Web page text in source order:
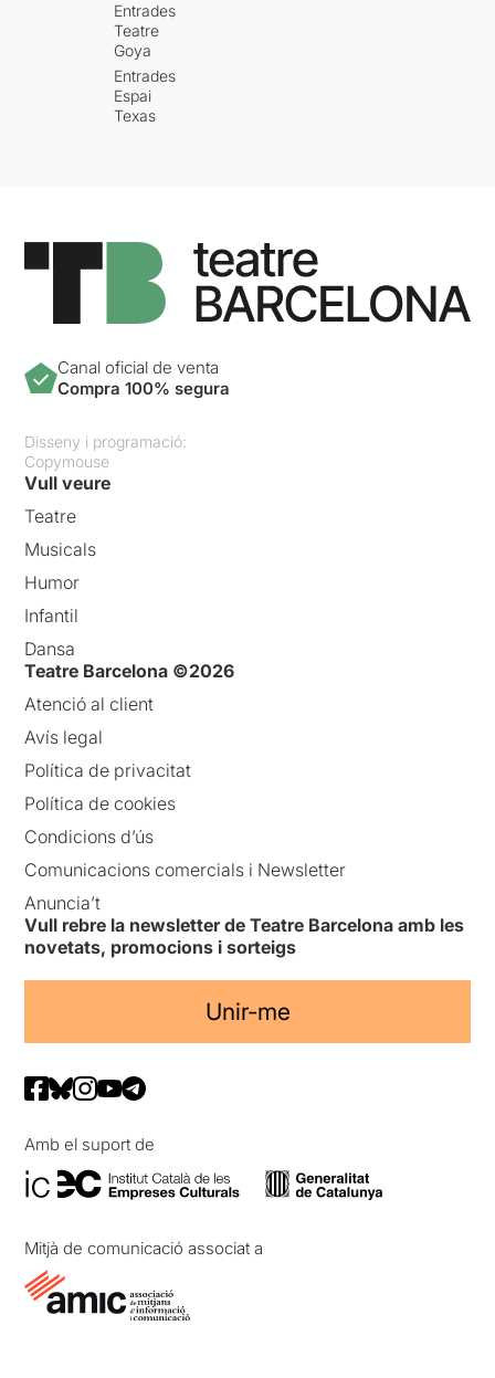
Entrades
Teatre
Goya
Entrades
Espai
Texas
Canal oficial de venta
Compra 100% segura
Disseny i programació:
Copymouse
Vull veure
Teatre
Musicals
Humor
Infantil
Dansa
Teatre Barcelona ©2026
Atenció al client
Avís legal
Política de privacitat
Política de cookies
Condicions d’ús
Comunicacions comercials i Newsletter
Anuncia’t
Vull rebre la newsletter de Teatre Barcelona amb les
novetats, promocions i sorteigs
Unir-me
Amb el suport de
Mitjà de comunicació associat a